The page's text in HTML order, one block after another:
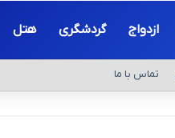
ازدواج گردشگری هتل
تماس با ما